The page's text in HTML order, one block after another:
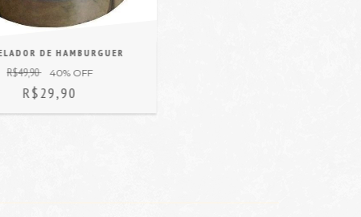
DE HAMBURGUER
R$49,90 40% OFF
R$29,90